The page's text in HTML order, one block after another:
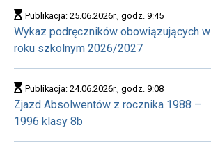
Publikacja: 25.06.2026r., godz. 9:45
Wykaz podręczników obowiązujących w
roku szkolnym 2026/2027
Publikacja: 24.06.2026r., godz. 9:08
Zjazd Absolwentów z rocznika 1988 –
1996 klasy 8b